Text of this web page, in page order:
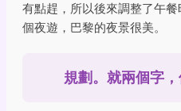
有點趕，所以後來調整了午
個夜遊，巴黎的夜景很美。
規劃。就兩個字，